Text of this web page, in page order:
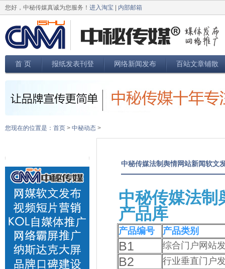
您好，中秘传媒真诚为您服务！ 进入淘宝 内部邮箱
首 页 报纸发表刊登 网络新闻发布 百站文章铺散
您现在的位置是： 首页 > 中秘动态 >
中秘传媒法制舆情网站新闻软文
中秘传媒法制
产品库
产品编号 产品类别
B1 综合门户网站
B2 行业垂直门户